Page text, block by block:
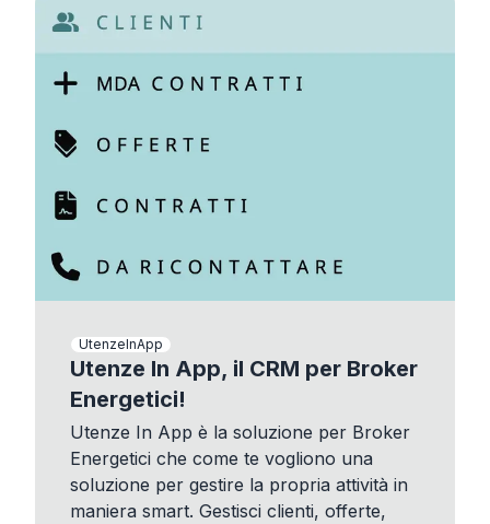
UtenzeInApp
Utenze In App, il CRM per Broker
Energetici!
Utenze In App è la soluzione per Broker
Energetici che come te vogliono una
soluzione per gestire la propria attività in
maniera smart. Gestisci clienti, offerte,